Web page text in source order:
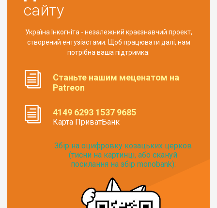
сайту
Україна Інкогніта - незалежний краєзнавчий проект,
створений ентузіастами. Щоб працювати далі, нам
потрібна ваша підтримка.
Станьте нашим меценатом на
Patreon
4149 6293 1537 9685
Карта ПриватБанк
Збір на оцифровку козацьких церков
(тисни на картинці, або скануй
посилання на збір monobank):